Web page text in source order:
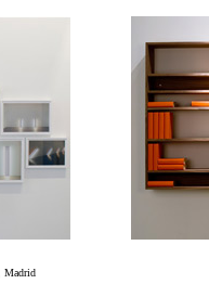
Madrid